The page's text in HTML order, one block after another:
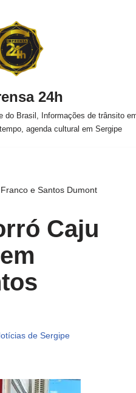
24h
Brasil, Informações de trânsito
agenda cultural em Sergipe
e Santos Dumont
Caju
de Sergipe